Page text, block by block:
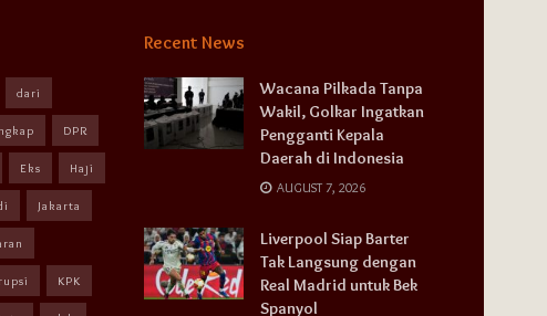
dari
DPR
Eks Haji
Jakarta
KPK
Recent News
Wacana Pilkada Tanpa
Wakil, Golkar Ingatkan
Pengganti Kepala
Daerah di Indonesia
AUGUST 7, 2026
Liverpool Siap Barter
Tak Langsung dengan
Real Madrid untuk Bek
Spanyol